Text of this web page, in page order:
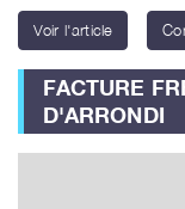
Voir l'article
FACTURE
D'ARRONDI